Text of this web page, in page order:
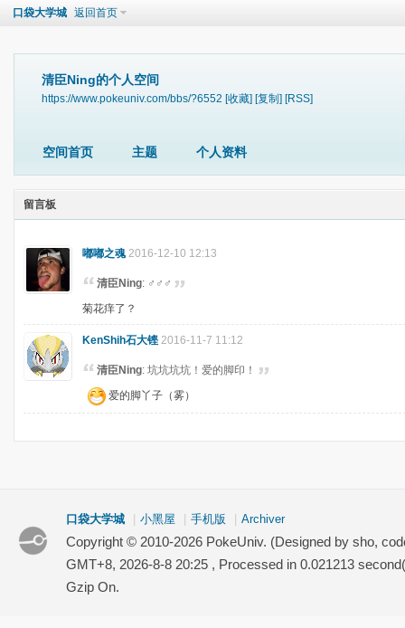
口袋大学城 返回首页
清臣Ning的个人空间
https://www.pokeuniv.com/bbs/?6552 [收藏] [复制] [RSS]
空间首页 主题 个人资料
留言板
嘟嘟之魂 2016-12-10 12:13
清臣Ning: ♂♂♂
菊花痒了？
KenShih石大铿 2016-11-7 11:12
清臣Ning: 坑坑坑坑！爱的脚印！
爱的脚丫子（雾）
口袋大学城 小黑屋 手机版 Archiver
Copyright © 2010-2026 PokeUniv. (Designed by sho,
GMT+8, 2026-8-8 20:25 , Processed in 0.021213
Gzip On.